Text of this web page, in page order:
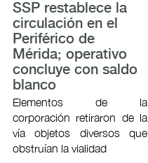
SSP restablece la
circulación en el
Periférico de
Mérida; operativo
concluye con saldo
blanco
Elementos de la
corporación retiraron de la
vía objetos diversos que
obstruían la vialidad